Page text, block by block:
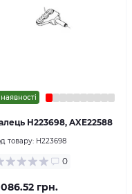
H223698, AXE22588
товару: H223698
0
грн.